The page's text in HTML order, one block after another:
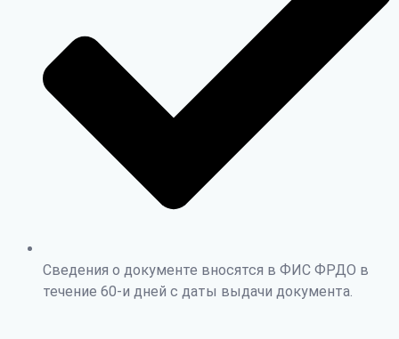
Сведения о документе вносятся в ФИС ФРДО в
течение 60-и дней с даты выдачи документа.